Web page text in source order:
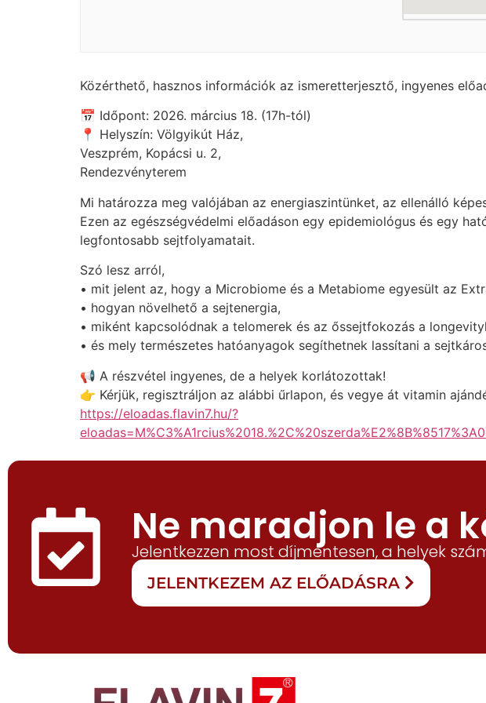
Közérthető, hasznos információk az ismeretterjesztő, ingyenes
📅 Időpont: 2026. március 18. (17h-tól)
📍 Helyszín: Völgyikút Ház,
Veszprém, Kopácsi u. 2,
Rendezvényterem
Mi határozza meg valójában az energiaszintünket, az ellenálló
Ezen az egészségvédelmi előadáson egy epidemiológus és egy
legfontosabb sejtfolyamatait.
Szó lesz arról,
• mit jelent az, hogy a Microbiome és a Metabiome egyesült az
• hogyan növelhető a sejtenergia,
• miként kapcsolódnak a telomerek és az őssejtfokozás a
• és mely természetes hatóanyagok segíthetnek lassítani a
📢 A részvétel ingyenes, de a helyek korlátozottak!
👉 Kérjük, regisztráljon az alábbi űrlapon, és vegye át vitamin
https://eloadas.flavin7.hu/?
Ne maradjon le a
Jelentkezzen most díjmentesen, a helyek
JELENTKEZEM AZ ELŐADÁSRA